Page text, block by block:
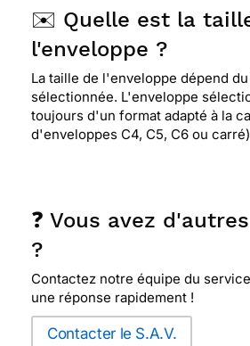
✉️ Quelle est la
l'enveloppe ?
La taille de l'enveloppe dépend
sélectionnée. L'enveloppe
toujours d'un format adapté à la
d'enveloppes C4, C5, C6 ou
❓ Vous avez
?
Contactez notre équipe du
une réponse rapidement !
Contacter le S.A.V.